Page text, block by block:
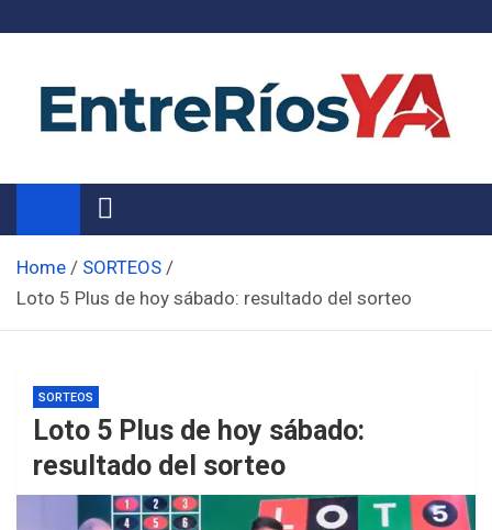
Noticias de Entre Ríos
Información de toda la provincia ahora
Home
SORTEOS
Loto 5 Plus de hoy sábado: resultado del sorteo
SORTEOS
Loto 5 Plus de hoy sábado:
resultado del sorteo